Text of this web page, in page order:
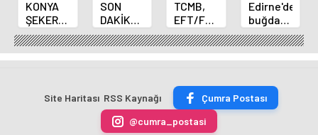
KONYA
ŞEKER
YILLIK 7
BİN 500
TON
ÜRETİLECEK
SON
DAKİKA
HABERİ:
Yeni
Merkez
Fatih
Karahan
oldu
TCMB,
EFT/FAST
işlemleri
için
fazla
uygulamasını
kaldırdı
Edirne'de
buğday
ve arpa
ekim
sezonu
erdi
Site Haritası RSS Kaynağı
Çumra Postası
@cumra_postasi